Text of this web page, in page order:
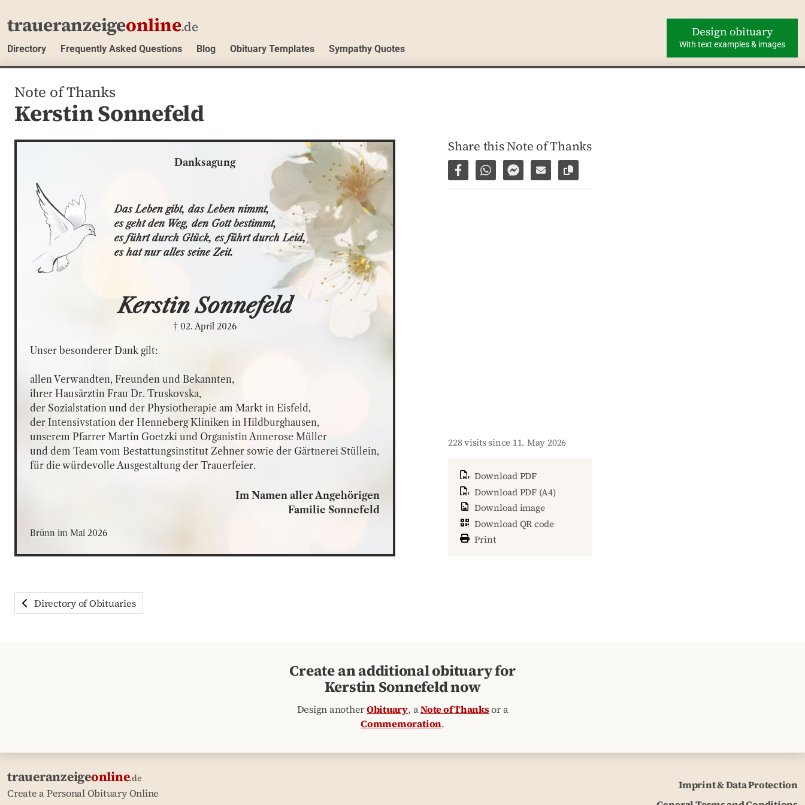
traueranzeigeonline.de
Directory Frequently Asked Questions Blog Obituary Templates Sympathy Quotes
Design obituary
With text examples & images
Note of Thanks
Kerstin Sonnefeld
Danksagung
Das Leben gibt, das Leben nimmt,
es geht den Weg, den Gott bestimmt,
es führt durch Glück, es führt durch Leid,
es hat nur alles seine Zeit.
Kerstin Sonnefeld
† 02. April 2026
Unser besonderer Dank gilt:
allen Verwandten, Freunden und Bekannten,
ihrer Hausärztin Frau Dr. Truskovska,
der Sozialstation und der Physiotherapie am Markt in Eisfeld,
der Intensivstation der Henneberg Kliniken in Hildburghausen,
unserem Pfarrer Martin Goetzki und Organistin Annerose Müller
und dem Team vom Bestattungsinstitut Zehner sowie der Gärtnerei Stüllein,
für die würdevolle Ausgestaltung der Trauerfeier.
Im Namen aller Angehörigen
Familie Sonnefeld
Brünn im Mai 2026
Share this Note of Thanks
Share on Facebook
Share via WhatsApp
Share via Facebook Messenger
Share via E-Mail
Copy link to page
228 visits since 11. May 2026
Download PDF
Download PDF (A4)
Download image
Download QR code
Print
Directory of Obituaries
Create an additional obituary for
Kerstin Sonnefeld now
Design anotherObituary, aNote of Thanksor a
Commemoration.
traueranzeigeonline.de
Create a Personal Obituary Online
Imprint & Data Protection